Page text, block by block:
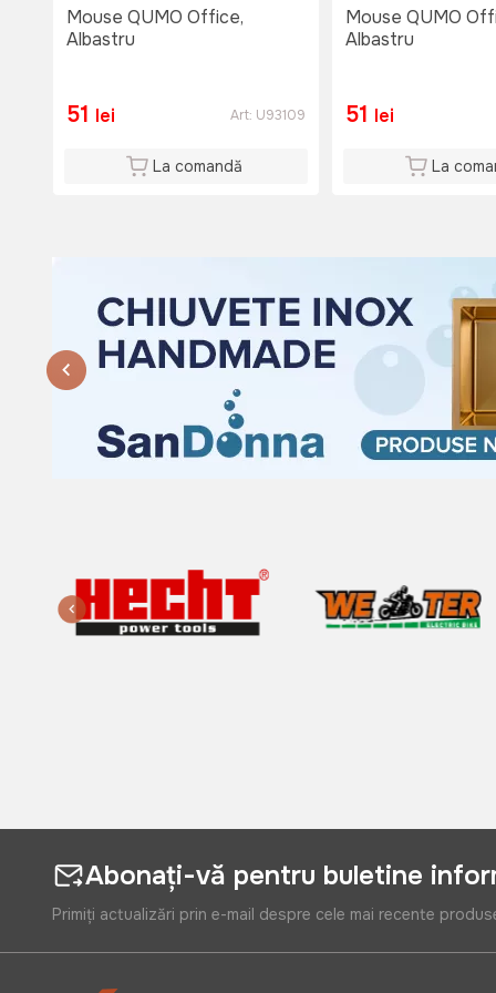
Du: 08:00 - 15:00
Mouse QUMO Office,
Albastru
51 lei Art: U93109
La comandă
Mouse QUMO
Albastru
51 lei
La
Abonați-vă pentru buletine
Primiți actualizări prin e-mail despre cele mai recente